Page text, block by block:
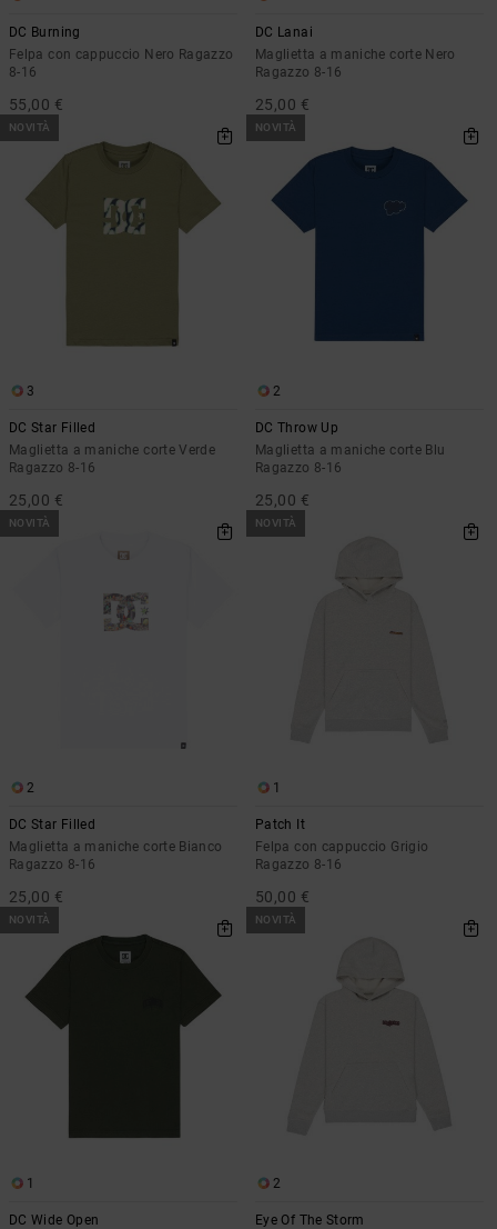
DC Burning
Felpa con cappuccio Nero Ragazzo
8-16
55,00 €
DC Lanai
Maglietta a maniche corte Nero
Ragazzo 8-16
25,00 €
NOVITÀ
3
DC Star Filled
Maglietta a maniche corte Verde
Ragazzo 8-16
25,00 €
NOVITÀ
2
DC Throw Up
Maglietta a maniche corte Blu
Ragazzo 8-16
25,00 €
NOVITÀ
2
DC Star Filled
Maglietta a maniche corte Bianco
Ragazzo 8-16
25,00 €
NOVITÀ
1
Patch It
Felpa con cappuccio Grigio
Ragazzo 8-16
50,00 €
NOVITÀ
1
DC Wide Open
NOVITÀ
2
Eye Of The Storm